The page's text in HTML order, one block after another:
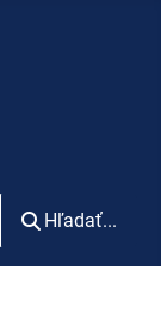
Hľadať...